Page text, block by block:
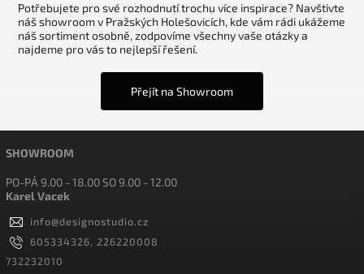
Potřebujete pro své rozhodnutí trochu více inspirace? Navštivte
náš showroom v Pražských Holešovicích, kde vám rádi ukážeme
náš sortiment osobně, zodpovíme všechny vaše otázky a
najdeme pro vás to nejlepší řešení.
Přejít na Showroom
SHOWROOM
PO-PÁ 9.00 - 18.00 SO 9.00 - 12.00
Karel Vacek
info@designostudio.cz
605334326, 226220008
732232010